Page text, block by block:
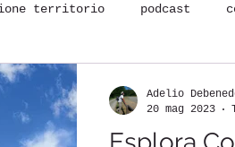
territorio podcast
e stare bene
Adelio
20 mag 2023